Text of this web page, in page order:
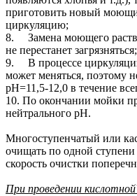
приготовить новый
циркуляцию;
8. Замена моющего
не перестанет загрязняться;
9. В процессе
может меняться, поэтому
рН=11,5-12,0 в течение
10. По окончании мойки
нейтрального рН.
Многоступенчатый или
очищать по одной ступени
скорость очистки
При проведении